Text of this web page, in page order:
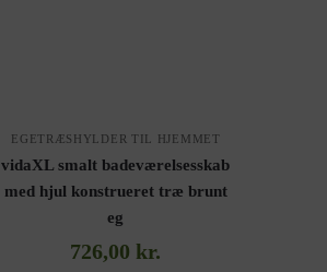
EGETRÆSHYLDER TIL HJEMMET
vidaXL smalt badeværelsesskab
med hjul konstrueret træ brunt
eg
726,00 kr.